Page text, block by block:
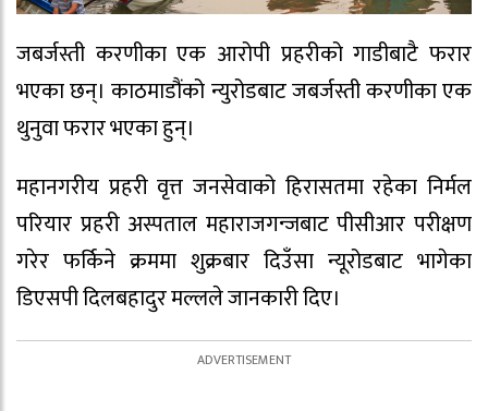
जबर्जस्ती करणीका एक आरोपी प्रहरीको गाडीबाटै फरार
भएका छन्। काठमाडौंको न्युरोडबाट जबर्जस्ती करणीका एक
थुनुवा फरार भएका हुन्।
महानगरीय प्रहरी वृत्त जनसेवाको हिरासतमा रहेका निर्मल
परियार प्रहरी अस्पताल महाराजगन्जबाट पीसीआर परीक्षण
गरेर फर्किने क्रममा शुक्रबार दिउँसा न्यूरोडबाट भागेका
डिएसपी दिलबहादुर मल्लले जानकारी दिए।